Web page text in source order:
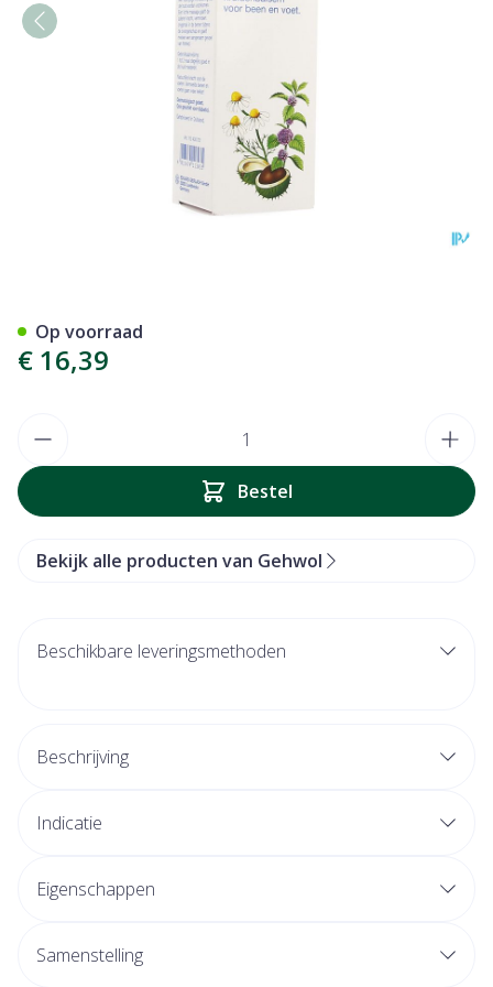
€ 16,39
Bestel
Op voorraad
Bekijk alle producten van Gehwol
Beschikbare leveringsmethoden
Beschrijving
Indicatie
Eigenschappen
Samenstelling